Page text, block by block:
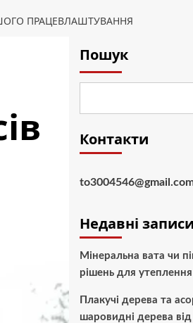
ПРАЦЕВЛАШТУВАННЯ
Пошук
Контакти
Недавні записи
Мінеральна вата чи
рішень для
Плакучі дерева та
шаровидні дерева